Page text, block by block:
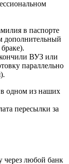
в паспорте
дополнительный
ВУЗ или
параллельно
одном из наших
пересылки за
через любой банк